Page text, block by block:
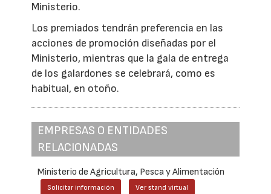
Ministerio.
Los premiados tendrán preferencia en las
acciones de promoción diseñadas por el
Ministerio, mientras que la gala de entrega
de los galardones se celebrará, como es
habitual, en otoño.
EMPRESAS O ENTIDADES
RELACIONADAS
Ministerio de Agricultura, Pesca y Alimentación
Solicitar información Ver stand virtual